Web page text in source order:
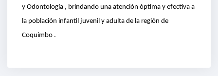
y Odontología , brindando una atención óptima y efectiva a
la población infantil juvenil y adulta de la región de
Coquimbo .